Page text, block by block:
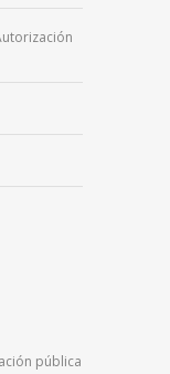
pública